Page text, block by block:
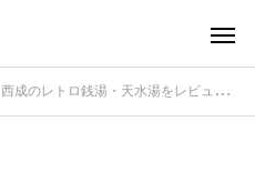
西成のレトロ銭湯・天水湯をレビュー！ディープな魅力と注意点とは？